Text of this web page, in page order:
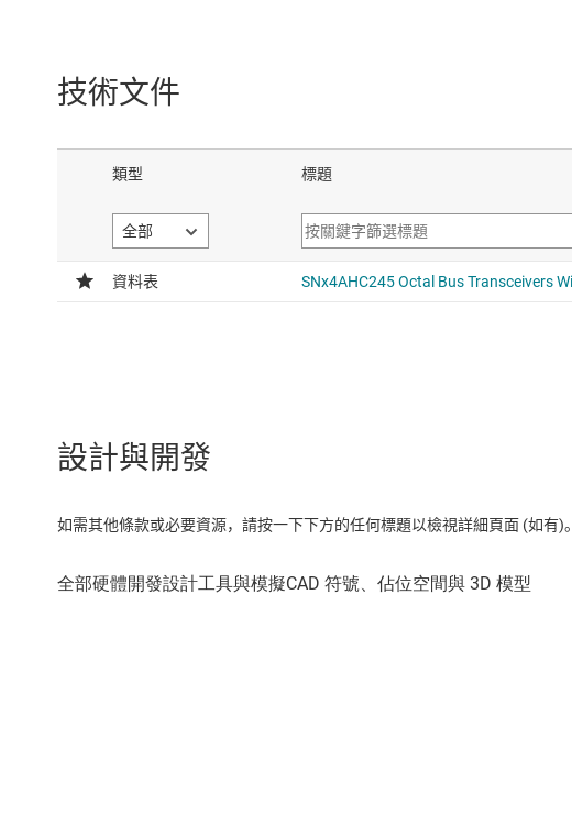
技術文件
設計與開發
如需其他條款或必要資源，請按一下下方的任何標題以檢視詳細頁面 (如有)。